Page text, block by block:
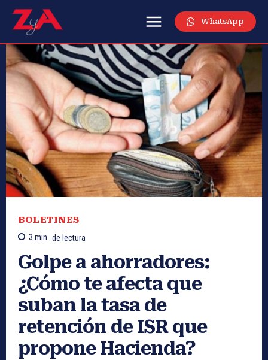
WhatsApp
BOLETINES
3 min. de lectura
Golpe a ahorradores:
¿Cómo te afecta que
suban la tasa de
retención de ISR que
propone Hacienda?